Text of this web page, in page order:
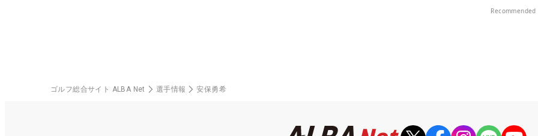
Recommended
ゴルフ総合サイト ALBA Net 選手情報 安保勇希